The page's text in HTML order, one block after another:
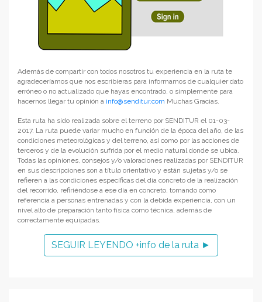
Además de compartir con todos nosotros tu experiencia en la ruta te
agradeceríamos que nos escribieras para informarnos de cualquier dato
erróneo o no actualizado que hayas encontrado, o simplemente para
hacernos llegar tu opinión a info@senditur.com Muchas Gracias.
Esta ruta ha sido realizada sobre el terreno por SENDITUR el 01-03-
2017. La ruta puede variar mucho en función de la época del año, de las
condiciones meteorológicas y del terreno, así como por las acciones de
terceros y de la evolución sufrida por el medio natural donde se ubica.
Todas las opiniones, consejos y/o valoraciones realizadas por SENDITUR
en sus descripciones son a título orientativo y están sujetas y/o se
refieren a las condiciones específicas del día concreto de la realización
del recorrido, refiriéndose a ese día en concreto, tomando como
referencia a personas entrenadas y con la debida experiencia, con un
nivel alto de preparación tanto física como técnica, además de
correctamente equipadas.
SEGUIR LEYENDO +info de la ruta ►